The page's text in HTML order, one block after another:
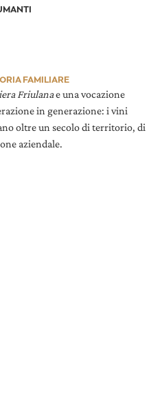
FAMILIARE
Friulanae una vocazione
in generazione: i vini
oltre un secolo di territorio, di
aziendale.